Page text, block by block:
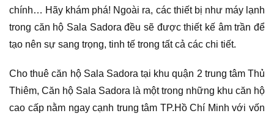
chính… Hãy khám phá! Ngoài ra, các thiết bị như máy lạnh
trong căn hộ Sala Sadora đều sẽ được thiết kế âm trần để
tạo nên sự sang trọng, tinh tế trong tất cả các chi tiết.
Cho thuê căn hộ Sala Sadora tại khu quận 2 trung tâm Thủ
Thiêm, Căn hộ Sala Sadora là một trong những khu căn hộ
cao cấp nằm ngay cạnh trung tâm TP.Hồ Chí Minh với vốn